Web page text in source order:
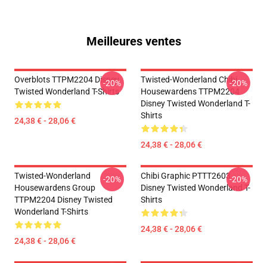
Meilleures ventes
Overblots TTPM2204 Disney
Twisted Wonderland T-Shirts
24,38 € - 28,06 €
-20%
Twisted-Wonderland Chibi
Housewardens TTPM2204
Disney Twisted Wonderland T-
Shirts
24,38 € - 28,06 €
-20%
Twisted-Wonderland
Housewardens Group
TTPM2204 Disney Twisted
Wonderland T-Shirts
24,38 € - 28,06 €
-20%
Chibi Graphic PTTT2603
Disney Twisted Wonderland T-
Shirts
24,38 € - 28,06 €
-20%